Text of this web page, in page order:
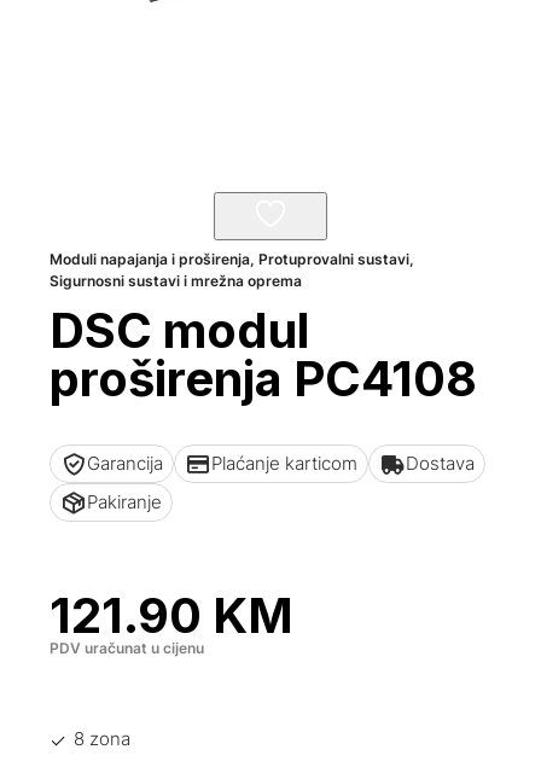
Moduli napajanja i proširenja,Protuprovalni sustavi,
Sigurnosni sustavi i mrežna oprema
DSC modul
proširenja PC4108
Garancija Plaćanje karticom
Dostava
Pakiranje
121.90 KM
PDV uračunat u cijenu
8 zona